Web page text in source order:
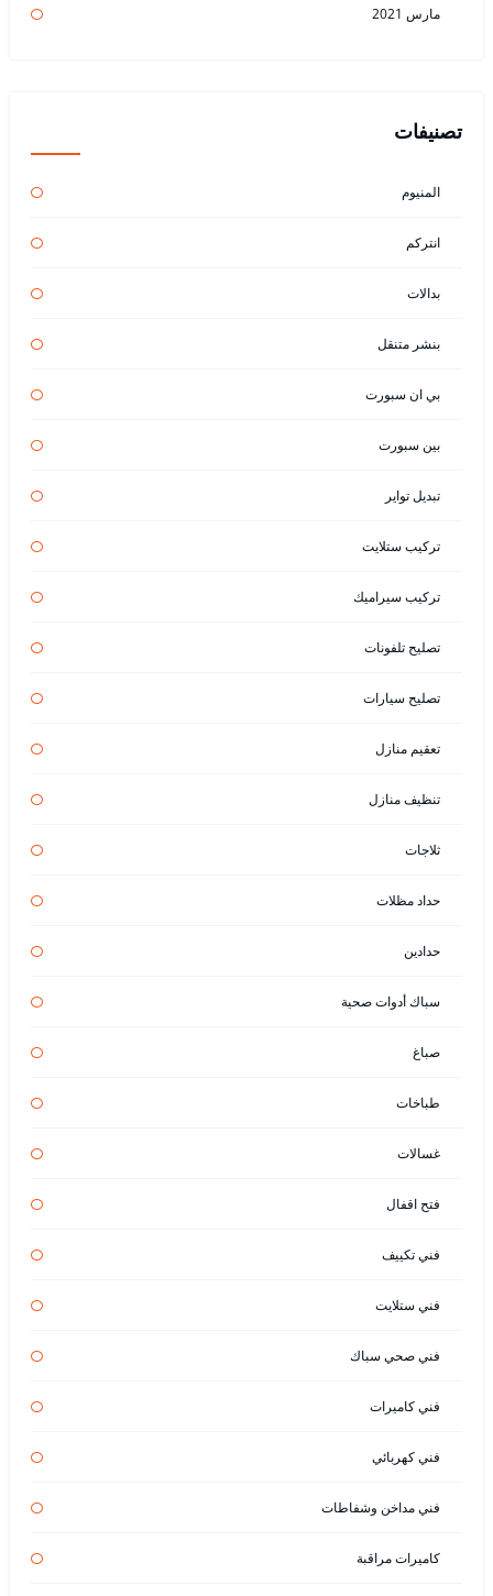
مارس 2021
تصنيفات
المنيوم
انتركم
بدالات
بنشر متنقل
بي ان سبورت
بين سبورت
تبديل تواير
تركيب ستلايت
تركيب سيراميك
تصليح تلفونات
تصليح سيارات
تعقيم منازل
تنظيف منازل
ثلاجات
حداد مظلات
حدادين
سباك أدوات صحية
صباغ
طباخات
غسالات
فتح اقفال
فني تكييف
فني ستلايت
فني صحي سباك
فني كاميرات
فني كهربائي
فني مداخن وشفاطات
كاميرات مراقبة